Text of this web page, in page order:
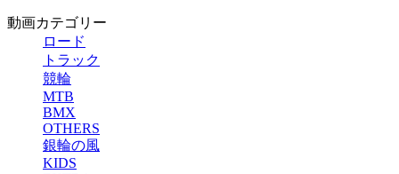
動画カテゴリー
ロード
トラック
競輪
MTB
BMX
OTHERS
銀輪の風
KIDS